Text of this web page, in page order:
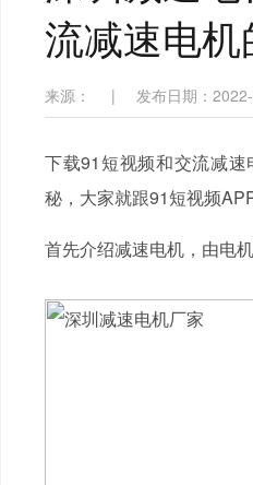
流减速电机
来源： | 发布日期：
下载91短视频和交流减
秘，大家就跟91短视频
首先介绍减速电机，由电